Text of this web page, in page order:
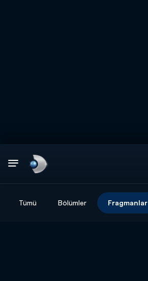
Tümü Bölümler Fragmanlar